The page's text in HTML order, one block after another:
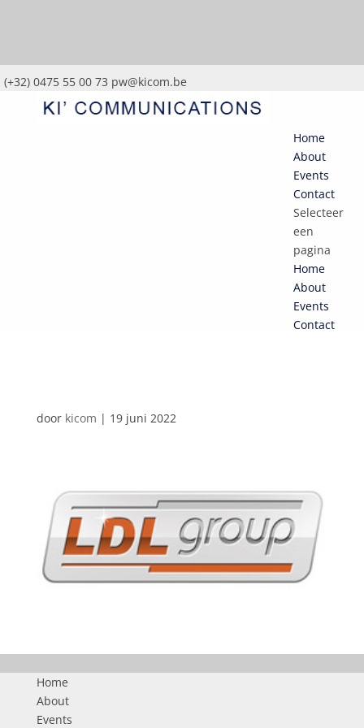
(+32) 0475 55 00 73 pw@kicom.be
Home
About
Events
Contact
Selecteer
een
pagina
Home
About
Events
Contact
door kicom | 19 juni 2022
Home
About
Events